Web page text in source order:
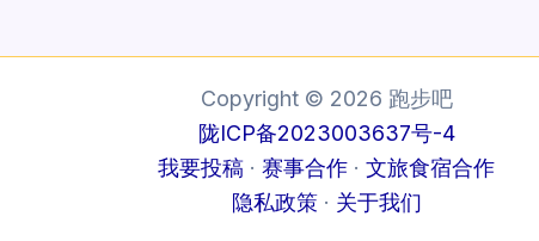
Copyright © 2026 跑步吧
陇ICP备2023003637号-4
我要投稿 · 赛事合作 · 文旅食宿合作
隐私政策· 关于我们